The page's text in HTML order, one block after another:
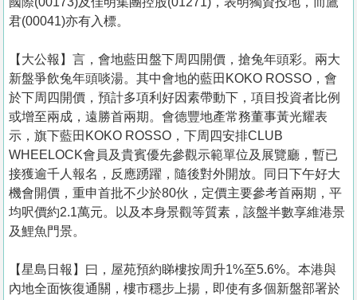
君(00041)亦有入標。
【大公報】言， 會地藍田盤下周四開價，搶兔年頭彩。兩大
新盤爭飲兔年頭啖湯。其中會地的藍田KOKO ROSSO，會
於下周四開價，預計多項利好因素帶動下，項目投資者比例
或增至兩成，遠勝首兩期。會德豐地產常務董事黃光耀表
示，旗下藍田KOKO ROSSO，下周四安排CLUB
WHEELOCK會員及貴賓優先參觀示範單位及展覽廳，暫已
接獲逾千人報名，反應踴躍，隨後對外開放。同日下午好大
機會開價，重申首批不少於80伙，定價主要參考首兩期，平
均呎價約2.1萬元。以及本身景觀等質素，該盤半數享維港景
及鯉魚門景。
【星島日報】曰，屋苑預約睇樓按周升1%至5.6%。本港與
內地全面恢復通關，樓市穩步上揚，即使有多個新盤部署於